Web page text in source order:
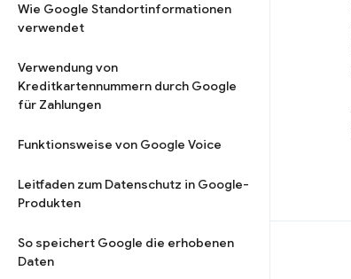
Wie Google Standortinformationen
verwendet
Verwendung von
Kreditkartennummern durch Google
für Zahlungen
Funktionsweise von Google Voice
Leitfaden zum Datenschutz in Google-
Produkten
So speichert Google die erhobenen
Daten